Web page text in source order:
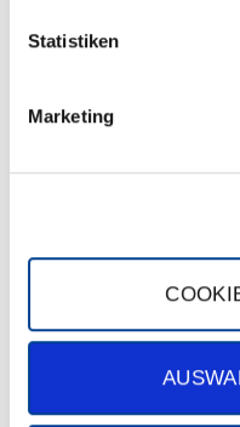
Statistiken
Marketing
Unser bisheriger Empfang
entspricht nicht mehr den
Nebeneingang – zu den
Hinweis: Der Zugang ist
vorher kurz an – wir helfen